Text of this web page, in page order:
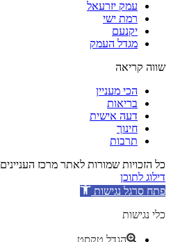
עמק יזרעאל
רמת ישי
יקנעם
מגדל העמק
שווה קריאה
הכי מעניין
בריאות
דעה אישית
חינוך
תרבות
כל הזכויות שמורות לאתר מרכז העניינים 2024
דילוג לתוכן
פתח סרגל נגישות
כלי נגישות